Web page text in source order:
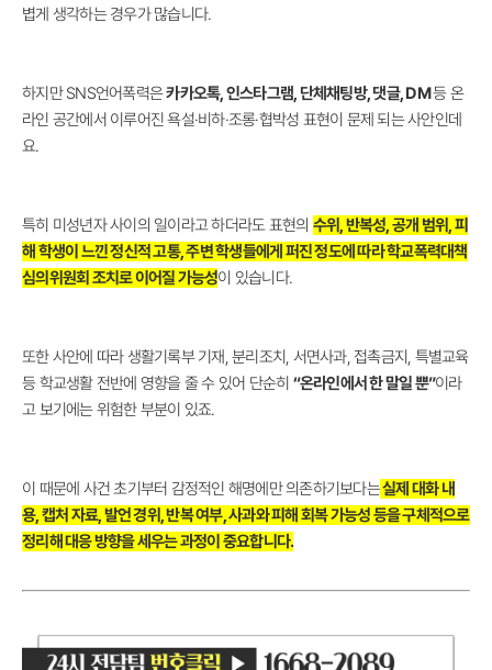
볍게 생각하는 경우가 많습니다.
하지만 SNS언어폭력은카카오톡, 인스타그램, 단체채팅방, 댓글, DM등 온
라인 공간에서 이루어진 욕설·비하·조롱·협박성 표현이 문제 되는 사안인데
요.
특히 미성년자 사이의 일이라고 하더라도 표현의 수위, 반복성, 공개 범위, 피
해 학생이 느낀 정신적 고통, 주변 학생들에게 퍼진 정도에 따라 학교폭력대책
심의위원회 조치로 이어질 가능성이 있습니다.
또한 사안에 따라 생활기록부 기재, 분리조치, 서면사과, 접촉금지, 특별교육
등 학교생활 전반에 영향을 줄 수 있어 단순히 “온라인에서 한 말일 뿐”이라
고 보기에는 위험한 부분이 있죠.
이 때문에 사건 초기부터 감정적인 해명에만 의존하기보다는실제 대화 내
용, 캡처 자료, 발언 경위, 반복 여부, 사과와 피해 회복 가능성 등을 구체적으로
정리해 대응 방향을 세우는 과정이 중요합니다.